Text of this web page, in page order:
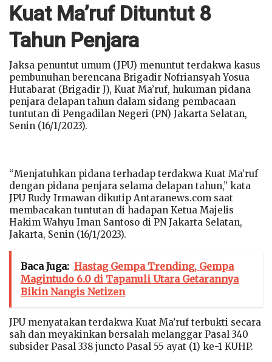
Kuat Ma’ruf Dituntut 8
Tahun Penjara
Jaksa penuntut umum (JPU) menuntut terdakwa kasus
pembunuhan berencana Brigadir Nofriansyah Yosua
Hutabarat (Brigadir J), Kuat Ma’ruf, hukuman pidana
penjara delapan tahun dalam sidang pembacaan
tuntutan di Pengadilan Negeri (PN) Jakarta Selatan,
Senin (16/1/2023).
“Menjatuhkan pidana terhadap terdakwa Kuat Ma’ruf
dengan pidana penjara selama delapan tahun,” kata
JPU Rudy Irmawan dikutip Antaranews.com saat
membacakan tuntutan di hadapan Ketua Majelis
Hakim Wahyu Iman Santoso di PN Jakarta Selatan,
Jakarta, Senin (16/1/2023).
Baca Juga: Hastag Gempa Trending, Gempa
Magintudo 6.0 di Tapanuli Utara Getarannya
Bikin Nangis Netizen
JPU menyatakan terdakwa Kuat Ma’ruf terbukti secara
sah dan meyakinkan bersalah melanggar Pasal 340
subsider Pasal 338 juncto Pasal 55 ayat (1) ke-1 KUHP.